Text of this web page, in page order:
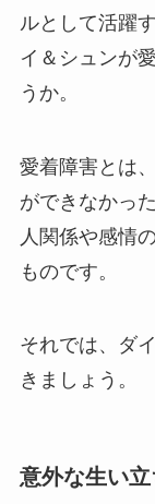
ルとして活躍
イ＆シュンが
うか。
愛着障害とは
ができなかっ
人関係や感情
ものです。
それでは、ダ
きましょう。
意外な生い立